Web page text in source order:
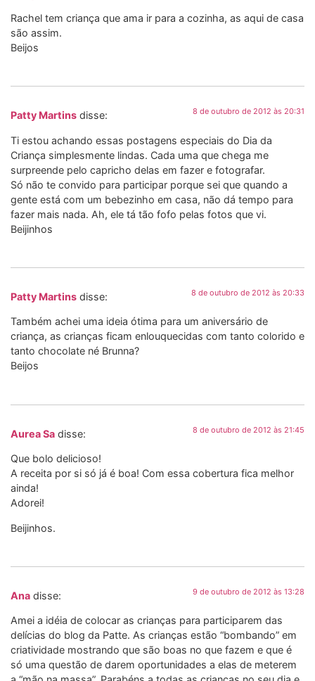
Rachel tem criança que ama ir para a cozinha, as aqui de casa
são assim.
Beijos
Patty Martins disse: 8 de outubro de 2012 às 20:31
Ti estou achando essas postagens especiais do Dia da
Criança simplesmente lindas. Cada uma que chega me
surpreende pelo capricho delas em fazer e fotografar.
Só não te convido para participar porque sei que quando a
gente está com um bebezinho em casa, não dá tempo para
fazer mais nada. Ah, ele tá tão fofo pelas fotos que vi.
Beijinhos
Patty Martins disse: 8 de outubro de 2012 às 20:33
Também achei uma ideia ótima para um aniversário de
criança, as crianças ficam enlouquecidas com tanto colorido e
tanto chocolate né Brunna?
Beijos
Aurea Sa disse: 8 de outubro de 2012 às 21:45
Que bolo delicioso!
A receita por si só já é boa! Com essa cobertura fica melhor
ainda!
Adorei!
Beijinhos.
Ana disse: 9 de outubro de 2012 às 13:28
Amei a idéia de colocar as crianças para participarem das
delícias do blog da Patte. As crianças estão “bombando” em
criatividade mostrando que são boas no que fazem e que é
só uma questão de darem oportunidades a elas de meterem